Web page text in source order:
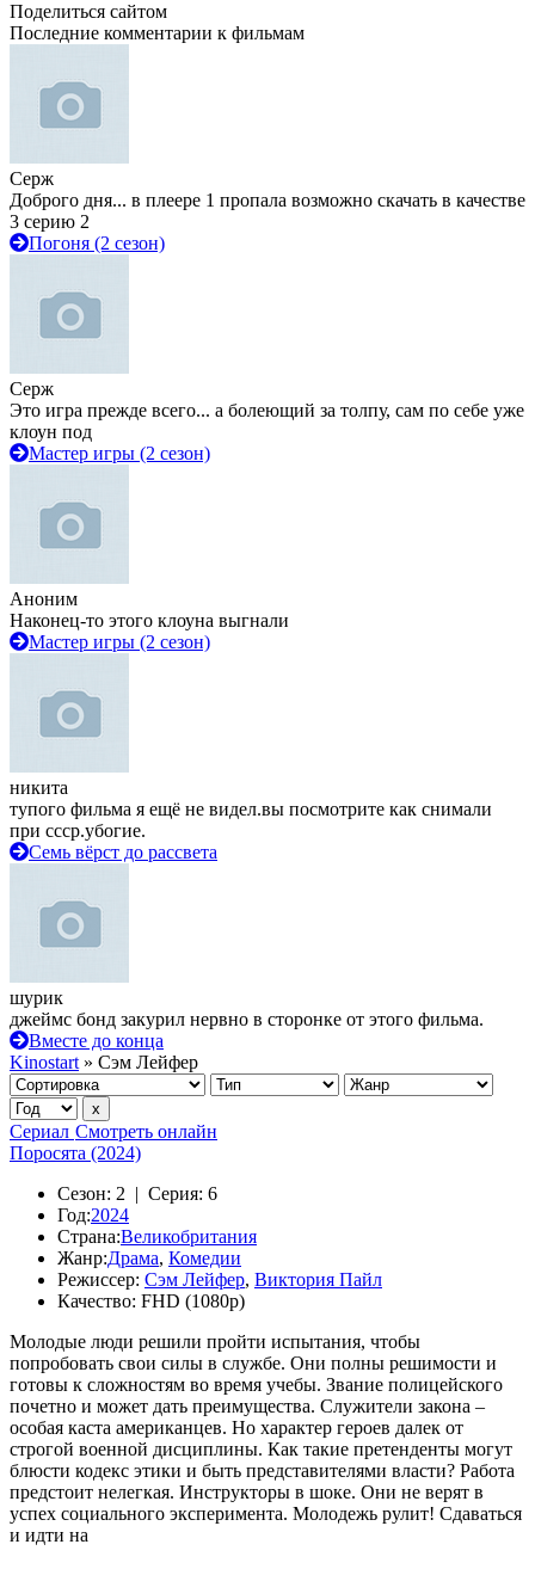
Поделиться сайтом
Последние комментарии к фильмам
Серж
Доброго дня... в плеере 1 пропала возможно скачать в качестве
3 серию 2
Погоня (2 сезон)
Серж
Это игра прежде всего... а болеющий за толпу, сам по себе уже
клоун под
Мастер игры (2 сезон)
Аноним
Наконец-то этого клоуна выгнали
Мастер игры (2 сезон)
никита
тупого фильма я ещё не видел.вы посмотрите как снимали
при ссср.убогие.
Семь вёрст до рассвета
шурик
джеймс бонд закурил нервно в сторонке от этого фильма.
Вместе до конца
Kinostart » Сэм Лейфер
Сериал Смотреть онлайн
Поросята (2024)
Сезон: 2 | Серия: 6
Год:2024
Страна:Великобритания
Жанр:Драма, Комедии
Режиссер: Сэм Лейфер, Виктория Пайл
Качество: FHD (1080p)
Молодые люди решили пройти испытания, чтобы
попробовать свои силы в службе. Они полны решимости и
готовы к сложностям во время учебы. Звание полицейского
почетно и может дать преимущества. Служители закона –
особая каста американцев. Но характер героев далек от
строгой военной дисциплины. Как такие претенденты могут
блюсти кодекс этики и быть представителями власти? Работа
предстоит нелегкая. Инструкторы в шоке. Они не верят в
успех социального эксперимента. Молодежь рулит! Сдаваться
и идти на